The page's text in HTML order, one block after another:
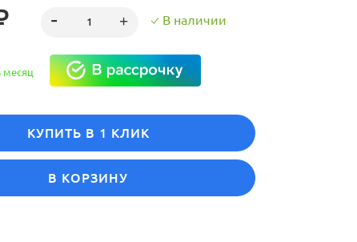
В наличии
месяц
КУПИТЬ В 1 КЛИК
В КОРЗИНУ